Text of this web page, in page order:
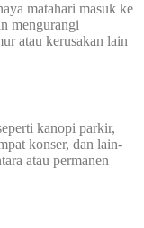
matahari masuk ke
mengurangi
atau kerusakan lain
kanopi parkir,
konser, dan lain-
atau permanen